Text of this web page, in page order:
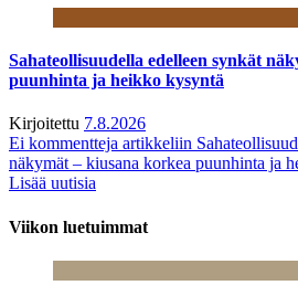
Sahateollisuudella edelleen synkät
puunhinta ja heikko kysyntä
Kirjoitettu 7.8.2026
Ei kommentteja artikkeliin
näkymät – kiusana korkea puunhinta ja
Lisää uutisia
Viikon luetuimmat